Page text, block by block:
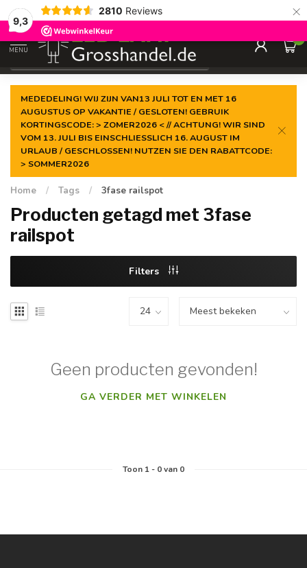
9,3
2810 Reviews ×
Gegarandeerde delaagste prijs
MENU
0
MEDEDELING! WIJ ZIJN VAN13 JULI TOT EN MET 16
AUGUSTUS OP VAKANTIE / GESLOTEN! GEBRUIK
KORTINGSCODE: > ZOMER2026 < // ACHTUNG! WIR SIND
VOM 13. JULI BIS EINSCHLIESSLICH 16. AUGUST IM
URLAUB / GESCHLOSSEN! NUTZEN SIE DEN RABATTCODE:
> SOMMER2026
Home / Tags / 3fase railspot
Producten getagd met 3fase
railspot
Filters
Geen producten gevonden!
GA VERDER MET WINKELEN
Toon 1- 0van 0